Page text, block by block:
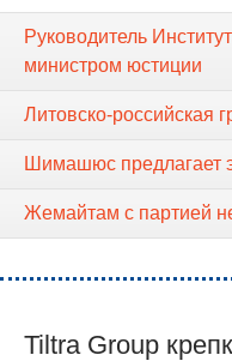
Руководитель
министром юстиции
Литовско-российская
Шимашюс предлагает
Жемайтам с партией
Tiltra Group